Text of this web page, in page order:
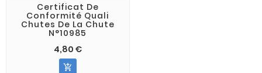
Certificat De
Conformité Quali
Chutes De La Chute
N°10985
4,80 €
